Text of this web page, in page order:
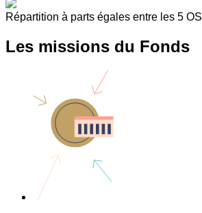
Répartition à parts égales entre les 5 OS
Les missions du Fonds